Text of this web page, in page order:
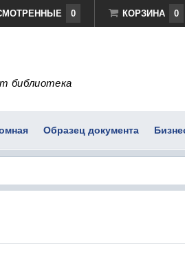
0 КОРЗИНА 0
библиотека
Образец документа